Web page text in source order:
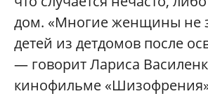
дом. «Многие женщины не
детей из детдомов после
— говорит Лариса
кинофильме «Шизофрения»